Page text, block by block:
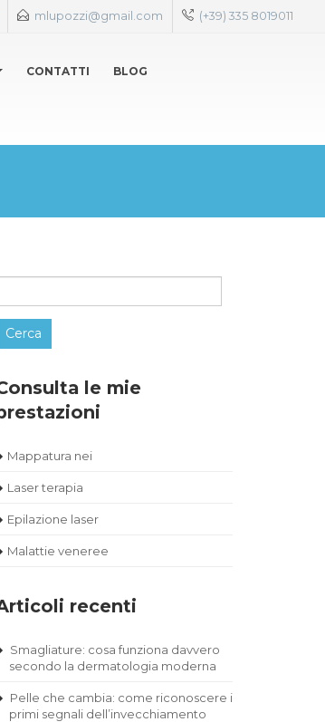
mlupozzi@gmail.com (+39) 335 8019011
CONTATTI BLOG
le mie
Mappatura nei
Laser terapia
Epilazione laser
Malattie veneree
recenti
Smagliature: cosa funziona davvero
secondo la dermatologia moderna
Pelle che cambia: come riconoscere i
primi segnali dell’invecchiamento